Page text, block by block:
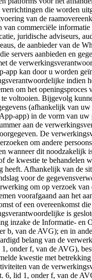
die worden
van de
van commerciële
juridische adviseurs,
de aanbieder van de
servers aanbieden en
de
app kan door u worden
indien
om het openingsproces
te voltooien. Bijgevolg
(afhankelijk van
app) in de vorm van uw
aan de
De
om andere
wanneer dit noodzakelijk
de kwestie te behandelen
heeft. Afhankelijk van de
voor de
om op verzoek van
voorafgaand aan het
of een overeenkomst
is
inzake de Informatie- en
b, van de AVG); en in
belang van de
onder f, van de AVG),
kwestie met
van de
6, lid 1, onder f, van de